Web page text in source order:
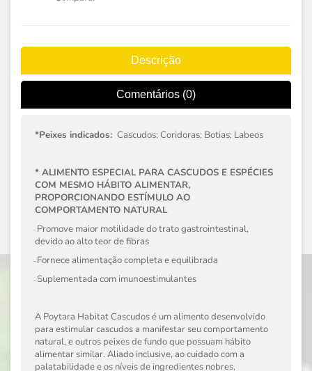
Descrição
Comentários (0)
*Peixes indicados: Cascudos; Coridoras; Botias; Labeos
* ALIMENTO ESPECIAL PARA CASCUDOS E ESPÉCIES
COM MESMO HÁBITO ALIMENTAR,
PROPORCIONANDO ESTÍMULO AO
COMPORTAMENTO NATURAL
- Promove maior motilidade do trato gastrointestinal,
devido ao alto teor de fibras
- Fornece alimentação completa e equilibrada
- Suplementada com imunoestimulantes
A Poytara Habitat Cascudos é um alimento desenvolvido
para estimular cascudos a manifestar seu comportamento
natural, e outros peixes de fundo que possuam hábito
alimentar similar. Aliado inclusive, ao cuidado com a
palatabilidade e os ní­veis de ingredientes nobres,